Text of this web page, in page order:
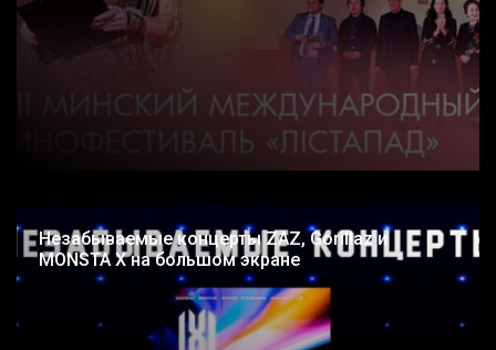
Незабываемые концерты ZAZ, Gorillaz и
MONSTA X на большом экране